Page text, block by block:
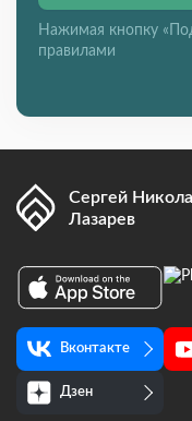
Нажимая кнопку
правилами
Сергей
Лазарев
Вконтакте
Дзен